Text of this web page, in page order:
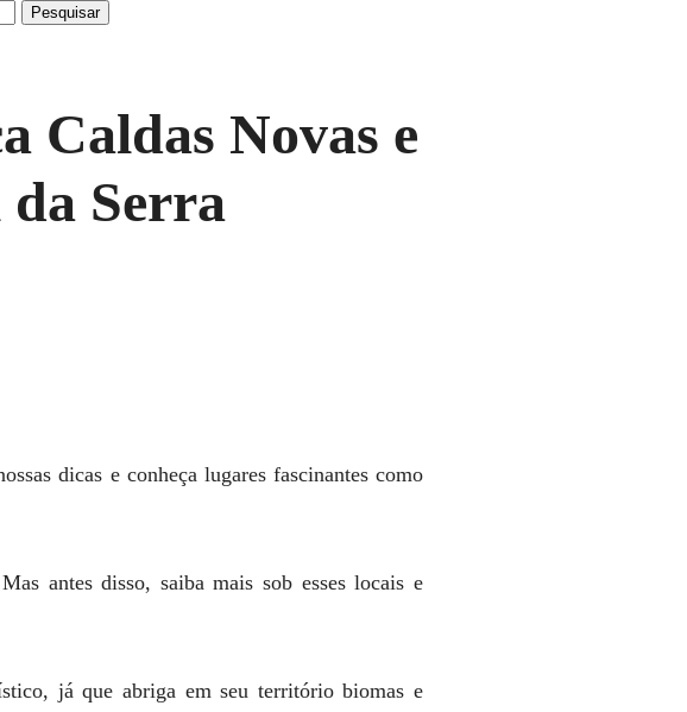
Caldas Novas e
Serra
dicas e conheça lugares fascinantes como
antes disso, saiba mais sob esses locais e
já que abriga em seu território biomas e